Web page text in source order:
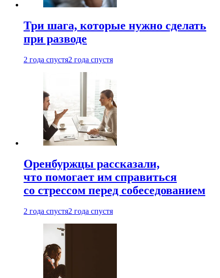
Три шага, которые нужно сделать
при разводе
2 года спустя2 года спустя
Оренбуржцы рассказали,
что помогает им справиться
со стрессом перед собеседованием
2 года спустя2 года спустя